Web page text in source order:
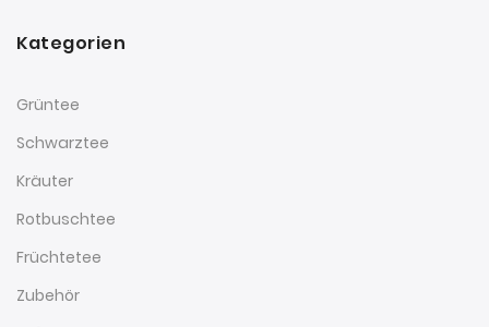
Kategorien
Grüntee
Schwarztee
Kräuter
Rotbuschtee
Früchtetee
Zubehör